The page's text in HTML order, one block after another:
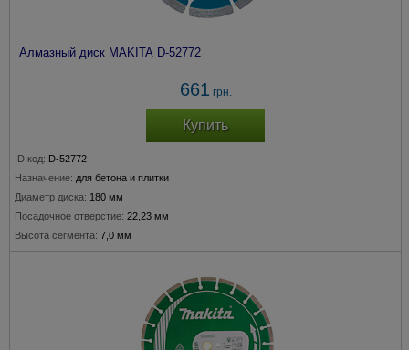
Алмазный диск MAKITA D-52772
661 грн.
Купить
ID код: D-52772
Назначение: для бетона и плитки
Диаметр диска: 180 мм
Посадочное отверстие: 22,23 мм
Высота сегмента: 7,0 мм